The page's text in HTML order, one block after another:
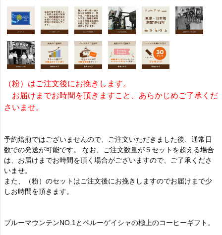
（粉）はご注文後にお挽きします。
お届けまでお時間を頂きますこと、あらかじめご了承くだ
さいませ。
予約焙煎ではございませんので、ご注文いただきました後、通常日
数での発送が可能です。 なお、ご注文数量が５セットを超える場合
は、お届けまでお時間を頂く場合がございますので、ご了承くださ
いませ。
また、（粉）のセットはご注文後にお挽きしますのでお届けまで少
しお時間を頂きます。
ブルーマウンテンNO.1とペルーゲイシャの極上のコーヒーギフト。